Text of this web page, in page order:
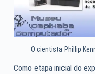
O cientista Phillip
Como etapa inicial do